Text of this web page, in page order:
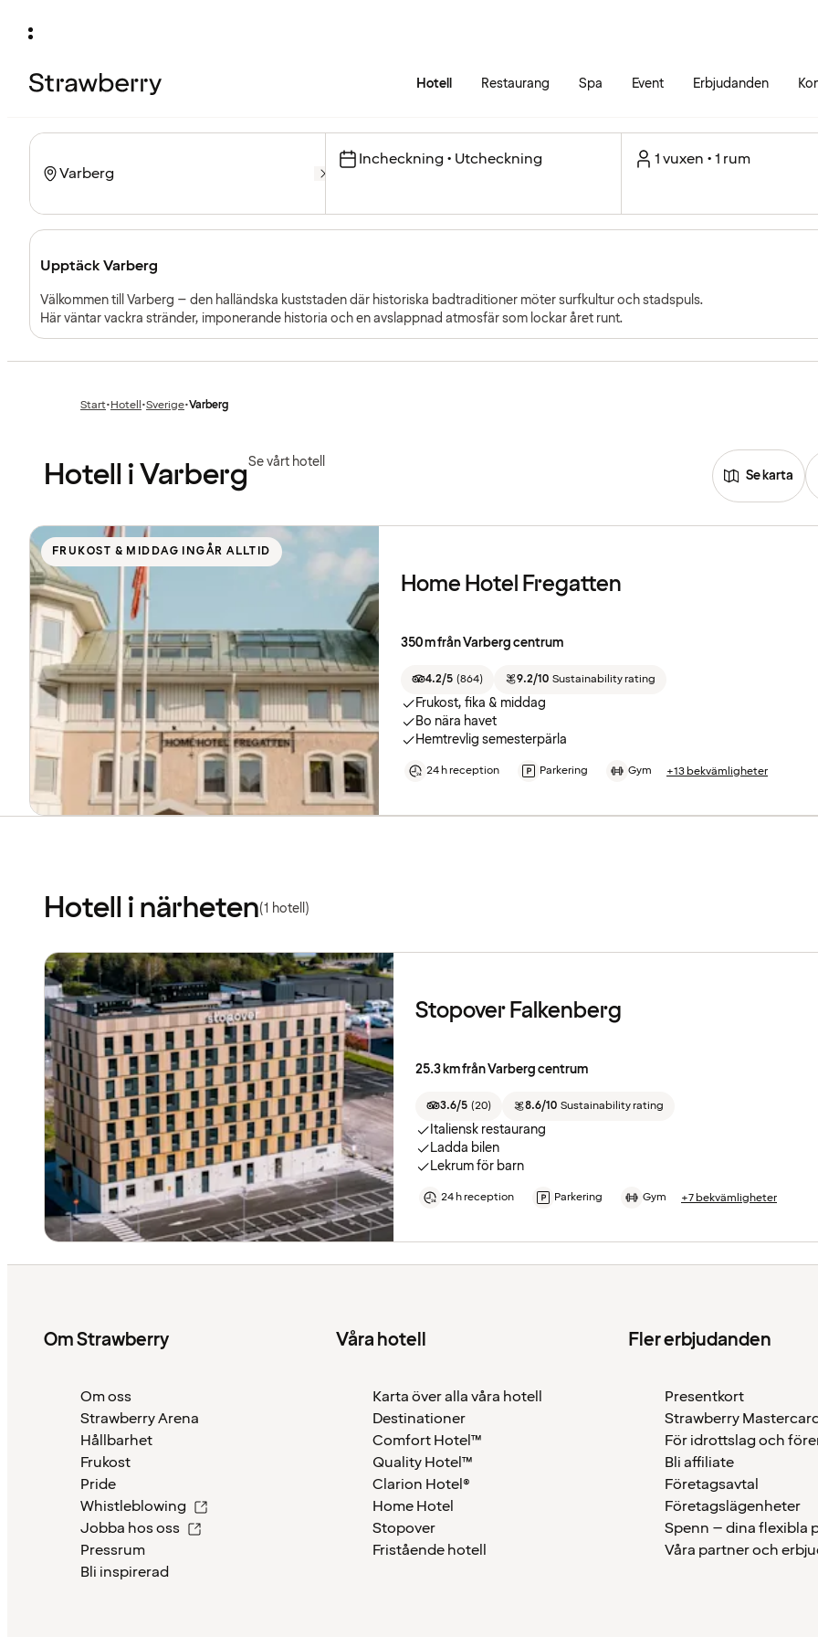
Hotell Restaurang Spa Event Erbjudanden
Incheckning • Utcheckning 1 vuxen • 1 rum
Upptäck Varberg
Välkommen till Varberg – den halländska kuststaden där historiska badtraditioner möter surfkultur och stadspuls.
Här väntar vackra stränder, imponerande historia och en avslappnad atmosfär som lockar året runt.
Start•Föregående
Hotell•Föregående
Sverige•Varberg
Hotell i VarbergSe vårt hotell
Se karta
Se
listan
över
hotell
FRUKOST & MIDDAG INGÅR ALLTID
Home Hotel Fregatten
350 m från Varberg centrum
4.2/5 (864) 9.2/10 Sustainability rating
Frukost, fika & middag
Bo nära havet
Hemtrevlig semesterpärla
24 h reception Parkering Gym +13 bekvämligheter
Hotell i närheten(1 hotell)
Stopover Falkenberg
25.3 km från Varberg centrum
3.6/5 (20) 8.6/10 Sustainability rating
Italiensk restaurang
Ladda bilen
Lekrum för barn
24 h reception Parkering Gym +7 bekvämligheter
Om Strawberry
Om oss
Strawberry Arena
Hållbarhet
Frukost
Pride
Whistleblowing
Jobba hos oss
Pressrum
Bli inspirerad
Våra hotell
Karta över alla våra hotell
Destinationer
Comfort Hotel™
Quality Hotel™
Clarion Hotel®
Home Hotel
Stopover
Fristående hotell
Fler erbjudanden
Presentkort
Strawberry
För idrottslag och
Bli affiliate
Företagsavtal
Företagslägenheter
Spenn – dina flexibla
Våra partner och